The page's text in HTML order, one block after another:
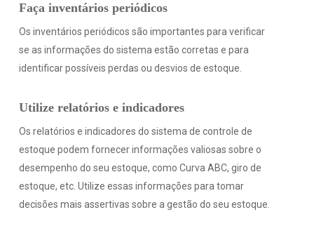
Faça inventários periódicos
Os inventários periódicos são importantes para verificar
se as informações do sistema estão corretas e para
identificar possíveis perdas ou desvios de estoque.
Utilize relatórios e indicadores
Os relatórios e indicadores do sistema de controle de
estoque podem fornecer informações valiosas sobre o
desempenho do seu estoque, como Curva ABC, giro de
estoque, etc. Utilize essas informações para tomar
decisões mais assertivas sobre a gestão do seu estoque.